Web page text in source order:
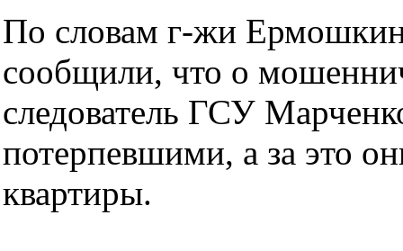
По словам г-жи
сообщили, что о
следователь ГСУ
потерпевшими, а за это
квартиры.